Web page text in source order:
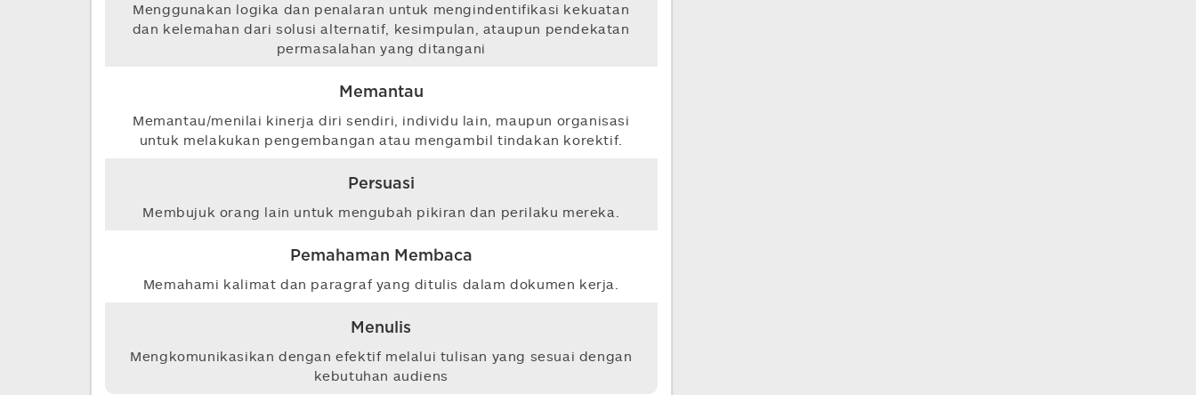
Menggunakan logika dan penalaran untuk mengindentifikasi kekuatan
dan kelemahan dari solusi alternatif, kesimpulan, ataupun pendekatan
permasalahan yang ditangani
Memantau
Memantau/menilai kinerja diri sendiri, individu lain, maupun organisasi
untuk melakukan pengembangan atau mengambil tindakan korektif.
Persuasi
Membujuk orang lain untuk mengubah pikiran dan perilaku mereka.
Pemahaman Membaca
Memahami kalimat dan paragraf yang ditulis dalam dokumen kerja.
Menulis
Mengkomunikasikan dengan efektif melalui tulisan yang sesuai dengan
kebutuhan audiens